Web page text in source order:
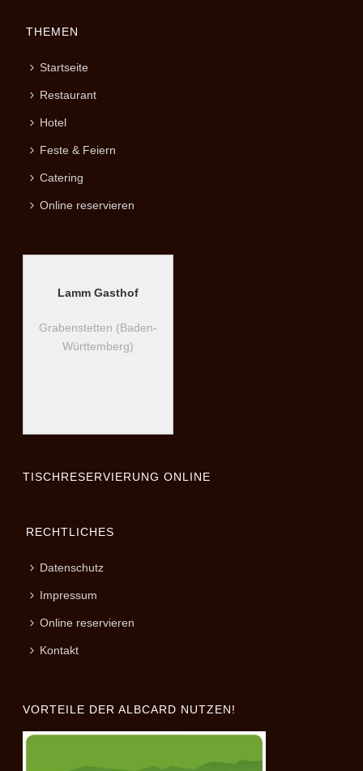
THEMEN
Startseite
Restaurant
Hotel
Feste & Feiern
Catering
Online reservieren
Lamm Gasthof
Grabenstetten (Baden-
Württemberg)
TISCHRESERVIERUNG ONLINE
RECHTLICHES
Datenschutz
Impressum
Online reservieren
Kontakt
VORTEILE DER ALBCARD NUTZEN!